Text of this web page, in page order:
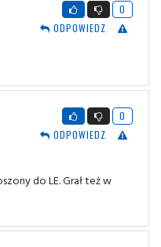
0
ODPOWIEDZ
0
ODPOWIEDZ
do LE. Grał też w